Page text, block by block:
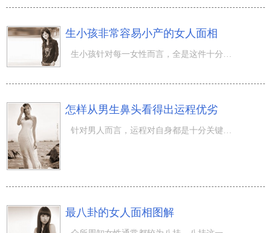
生小孩非常容易小产的女人面相
生小孩针对每一女性而言，全是这件十分重特大的事儿，生小孩能够说成有喜有忧，喜的是自身立刻还要当母亲了
怎样从男生鼻头看得出运程优劣
最八卦的女人面相图解